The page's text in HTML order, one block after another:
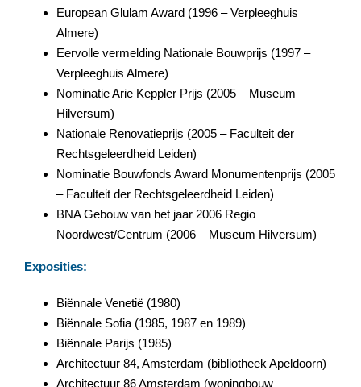
European Glulam Award (1996 – Verpleeghuis
Almere)
Eervolle vermelding Nationale Bouwprijs (1997 –
Verpleeghuis Almere)
Nominatie Arie Keppler Prijs (2005 – Museum
Hilversum)
Nationale Renovatieprijs (2005 – Faculteit der
Rechtsgeleerdheid Leiden)
Nominatie Bouwfonds Award Monumentenprijs (2005
– Faculteit der Rechtsgeleerdheid Leiden)
BNA Gebouw van het jaar 2006 Regio
Noordwest/Centrum (2006 – Museum Hilversum)
Exposities:
Biënnale Venetië (1980)
Biënnale Sofia (1985, 1987 en 1989)
Biënnale Parijs (1985)
Architectuur 84, Amsterdam (bibliotheek Apeldoorn)
Architectuur 86 Amsterdam (woningbouw